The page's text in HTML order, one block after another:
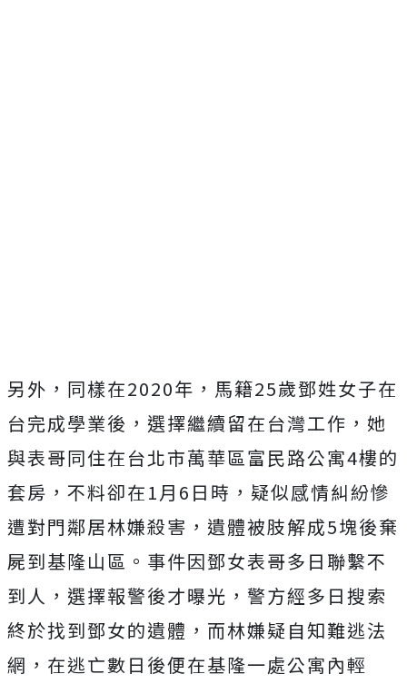
另外，同樣在2020年，馬籍25歲鄧姓女子在
台完成學業後，選擇繼續留在台灣工作，她
與表哥同住在台北市萬華區富民路公寓4樓的
套房，不料卻在1月6日時，疑似感情糾紛慘
遭對門鄰居林嫌殺害，遺體被肢解成5塊後棄
屍到基隆山區。事件因鄧女表哥多日聯繫不
到人，選擇報警後才曝光，警方經多日搜索
終於找到鄧女的遺體，而林嫌疑自知難逃法
網，在逃亡數日後便在基隆一處公寓內輕